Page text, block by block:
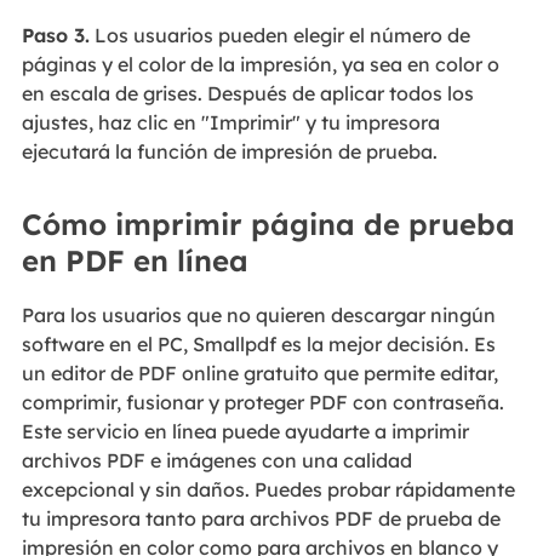
Paso 3.Los usuarios pueden elegir el número de
páginas y el color de la impresión, ya sea en color o
en escala de grises. Después de aplicar todos los
ajustes, haz clic en "Imprimir" y tu impresora
ejecutará la función de impresión de prueba.
Cómo imprimir página de prueba
en PDF en línea
Para los usuarios que no quieren descargar ningún
software en el PC, Smallpdf es la mejor decisión. Es
un editor de PDF online gratuito que permite editar,
comprimir, fusionar y proteger PDF con contraseña.
Este servicio en línea puede ayudarte a imprimir
archivos PDF e imágenes con una calidad
excepcional y sin daños. Puedes probar rápidamente
tu impresora tanto para archivos PDF de prueba de
impresión en color como para archivos en blanco y